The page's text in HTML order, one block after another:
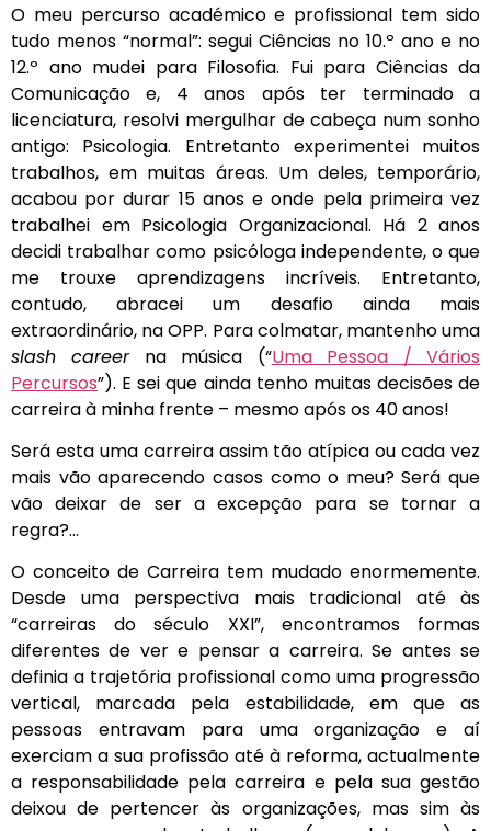
O meu percurso académico e profissional tem sido
tudo menos “normal”: segui Ciências no 10.º ano e no
12.º ano mudei para Filosofia. Fui para Ciências da
Comunicação e, 4 anos após ter terminado a
licenciatura, resolvi mergulhar de cabeça num sonho
antigo: Psicologia. Entretanto experimentei muitos
trabalhos, em muitas áreas. Um deles, temporário,
acabou por durar 15 anos e onde pela primeira vez
trabalhei em Psicologia Organizacional. Há 2 anos
decidi trabalhar como psicóloga independente, o que
me trouxe aprendizagens incríveis. Entretanto,
contudo, abracei um desafio ainda mais
extraordinário, na OPP. Para colmatar, mantenho uma
slash careerna música (“Uma Pessoa / Vários
Percursos”). E sei que ainda tenho muitas decisões de
carreira à minha frente – mesmo após os 40 anos!
Será esta uma carreira assim tão atípica ou cada vez
mais vão aparecendo casos como o meu? Será que
vão deixar de ser a excepção para se tornar a
regra?…
O conceito de Carreira tem mudado enormemente.
Desde uma perspectiva mais tradicional até às
“carreiras do século XXI”, encontramos formas
diferentes de ver e pensar a carreira. Se antes se
definia a trajetória profissional como uma progressão
vertical, marcada pela estabilidade, em que as
pessoas entravam para uma organização e aí
exerciam a sua profissão até à reforma, actualmente
a responsabilidade pela carreira e pela sua gestão
deixou de pertencer às organizações, mas sim às